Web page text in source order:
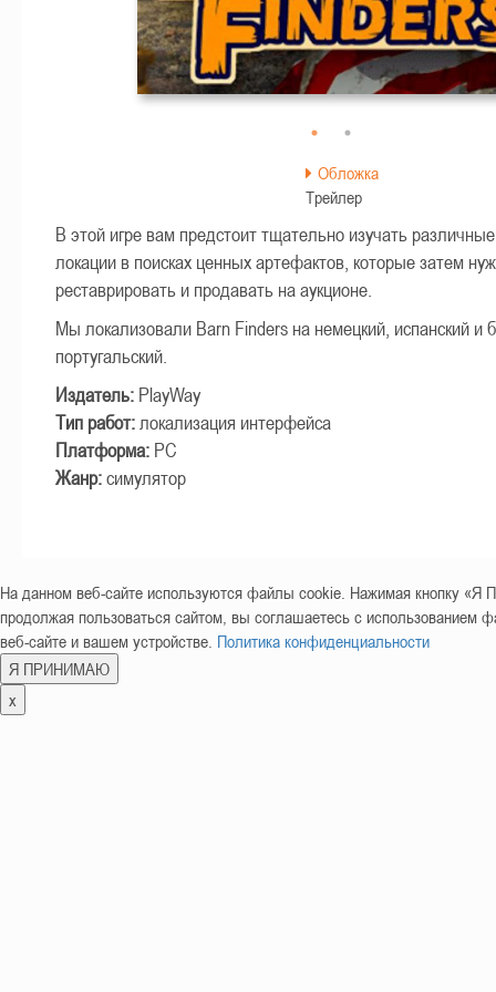
Mute
Обложка
Трейлер
В этой игре вам предстоит тщательно изучать
локации в поисках ценных артефактов, которые затем
реставрировать и продавать на аукционе.
Мы локализовали Barn Finders на немецкий, испанский и
португальский.
Издатель: PlayWay
Тип работ: локализация интерфейса
Платформа: PC
Жанр:симулятор
На данном веб-сайте используются файлы cookie. Нажимая кнопку
продолжая пользоваться сайтом, вы соглашаетесь с использованием
веб-сайте и вашем устройстве. Политика конфиденциальности
Я ПРИНИМАЮ
x